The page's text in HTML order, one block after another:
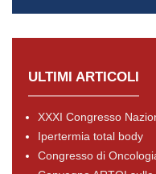
ULTIMI ARTICOLI
XXXI Congresso
Ipertermia total body
Congresso di